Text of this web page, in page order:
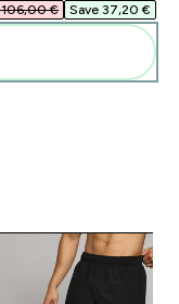
106,00 €‎ Save 37,20 €‎